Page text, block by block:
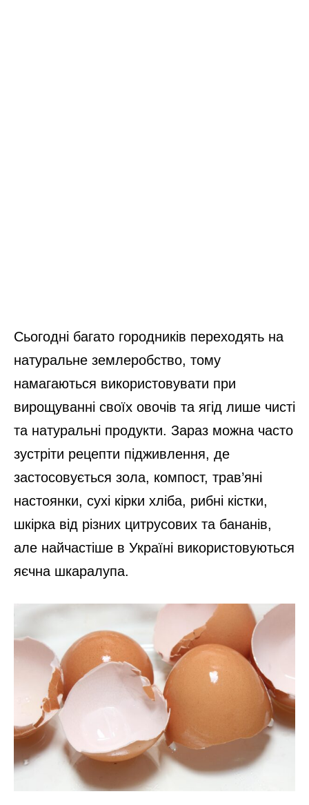
Сьогодні багато городників переходять на
натуральне землеробство, тому
намагаються використовувати при
вирощуванні своїх овочів та ягід лише чисті
та натуральні продукти. Зараз можна часто
зустріти рецепти підживлення, де
застосовується зола, компост, трав’яні
настоянки, сухі кірки хліба, рибні кістки,
шкірка від різних цитрусових та бананів,
але найчастіше в Україні використовуються
яєчна шкаралупа.